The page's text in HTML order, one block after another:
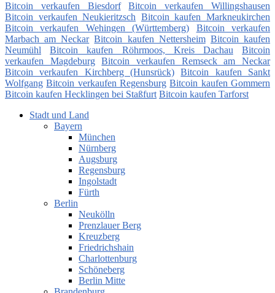
Bitcoin verkaufen Biesdorf
Bitcoin verkaufen Willingshausen
Bitcoin verkaufen Neukieritzsch Bitcoin kaufen Markneukirchen
Bitcoin verkaufen Wehingen (Württemberg)
Bitcoin verkaufen
Marbach am Neckar Bitcoin kaufen Nettersheim Bitcoin kaufen
Neumühl
Bitcoin kaufen Röhrmoos, Kreis Dachau
Bitcoin
verkaufen Magdeburg
Bitcoin verkaufen Remseck am Neckar
Bitcoin verkaufen Kirchberg (Hunsrück)
Bitcoin kaufen Sankt
Wolfgang Bitcoin verkaufen Regensburg Bitcoin kaufen Gommern
Bitcoin kaufen Hecklingen bei Staßfurt Bitcoin kaufen Tarforst
Stadt und Land
Bayern
München
Nürnberg
Augsburg
Regensburg
Ingolstadt
Fürth
Berlin
Neukölln
Prenzlauer Berg
Kreuzberg
Friedrichshain
Charlottenburg
Schöneberg
Berlin Mitte